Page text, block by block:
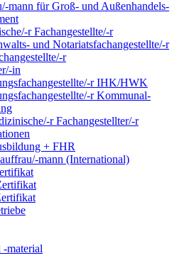
mann für Groß- und Außen­handels­
r Fachangestellte/-r
und Notariatsfachangestellte/-r
r
in
r IHK/HWK
r Kommunal­
r Fachangestellter/-r
+ FHR
mann (International)
material